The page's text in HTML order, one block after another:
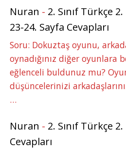
Nuran - 2. Sınıf Türkçe
23-24. Sayfa Cevapları
Soru: Dokuztaş oyunu,
oynadığınız diğer oyunlara
eğlenceli buldunuz mu?
düşüncelerinizi
…
Nuran - 2. Sınıf Türkçe
Cevapları